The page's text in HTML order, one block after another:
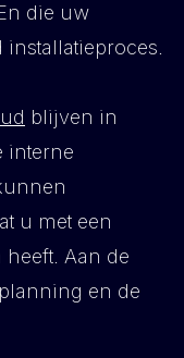
die uw
blijven in
interne
u met een
Aan de
en de